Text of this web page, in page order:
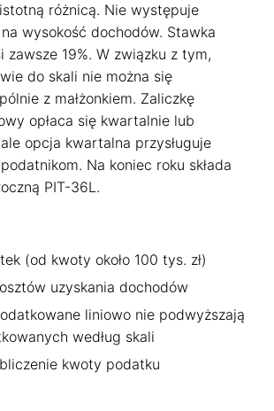
różnicą. Nie występuje
wysokość dochodów. Stawka
zawsze 19%. W związku z tym,
do skali nie można się
z małżonkiem. Zaliczkę
opłaca się kwartalnie lub
opcja kwartalna przysługuje
Na koniec roku składa
PIT-36L.
(od kwoty około 100 tys. zł)
uzyskania dochodów
liniowo nie podwyższają
według skali
kwoty podatku